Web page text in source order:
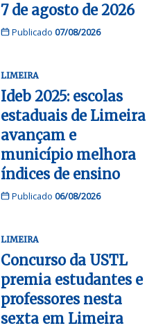
7 de agosto de 2026
Publicado 07/08/2026
LIMEIRA
Ideb 2025: escolas
estaduais de Limeira
avançam e
município melhora
índices de ensino
Publicado 06/08/2026
LIMEIRA
Concurso da USTL
premia estudantes e
professores nesta
sexta em Limeira